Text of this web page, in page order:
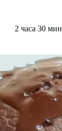
2 часа 30 мин